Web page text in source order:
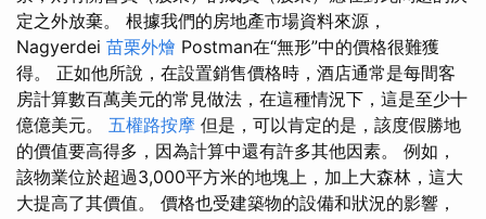
定之外放棄。 根據我們的房地產市場資料來源，
Nagyerdei 苗栗外燴 Postman在“無形”中的價格很難獲
得。 正如他所說，在設置銷售價格時，酒店通常是每間客
房計算數百萬美元的常見做法，在這種情況下，這是至少十
億億美元。 五權路按摩 但是，可以肯定的是，該度假勝地
的價值要高得多，因為計算中還有許多其他因素。 例如，
該物業位於超過3,000平方米的地塊上，加上大森林，這大
大提高了其價值。 價格也受建築物的設備和狀況的影響，